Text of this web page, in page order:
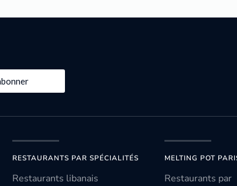
RESTAURANTS PAR SPÉCIALITÉS
Restaurants libanais
MELTING POT
Restaurants par